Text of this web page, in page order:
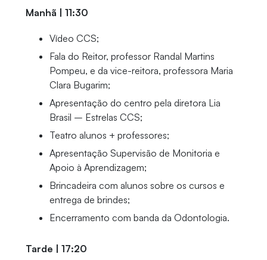
Manhã | 11:30
Vídeo CCS;
Fala do Reitor, professor Randal Martins
Pompeu, e da vice-reitora, professora Maria
Clara Bugarim;
Apresentação do centro pela diretora Lia
Brasil – Estrelas CCS;
Teatro alunos + professores;
Apresentação Supervisão de Monitoria e
Apoio à Aprendizagem;
Brincadeira com alunos sobre os cursos e
entrega de brindes;
Encerramento com banda da Odontologia.
Tarde | 17:20